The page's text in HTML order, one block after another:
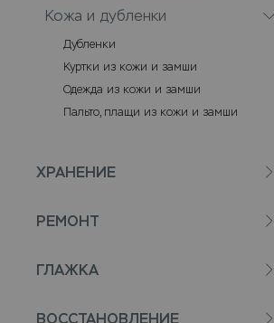
Кожа и дубленки
Дубленки
Куртки из кожи и замши
Одежда из кожи и замши
Пальто, плащи из кожи и замши
ХРАНЕНИЕ
РЕМОНТ
ГЛАЖКА
ВОССТАНОВЛЕНИЕ